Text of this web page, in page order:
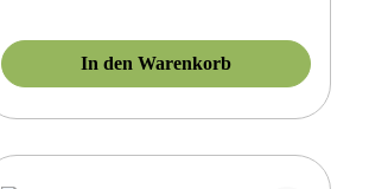
In den Warenkorb